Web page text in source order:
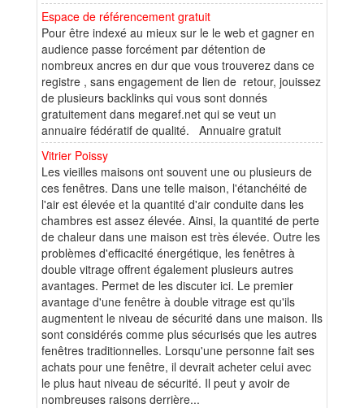
Espace de référencement gratuit
Pour être indexé au mieux sur le le web et gagner en
audience passe forcément par détention de
nombreux ancres en dur que vous trouverez dans ce
registre , sans engagement de lien de retour, jouissez
de plusieurs backlinks qui vous sont donnés
gratuitement dans megaref.net qui se veut un
annuaire fédératif de qualité. Annuaire gratuit
Vitrier Poissy
Les vieilles maisons ont souvent une ou plusieurs de
ces fenêtres. Dans une telle maison, l'étanchéité de
l'air est élevée et la quantité d'air conduite dans les
chambres est assez élevée. Ainsi, la quantité de perte
de chaleur dans une maison est très élevée. Outre les
problèmes d'efficacité énergétique, les fenêtres à
double vitrage offrent également plusieurs autres
avantages. Permet de les discuter ici. Le premier
avantage d'une fenêtre à double vitrage est qu'ils
augmentent le niveau de sécurité dans une maison. Ils
sont considérés comme plus sécurisés que les autres
fenêtres traditionnelles. Lorsqu'une personne fait ses
achats pour une fenêtre, il devrait acheter celui avec
le plus haut niveau de sécurité. Il peut y avoir de
nombreuses raisons derrière...